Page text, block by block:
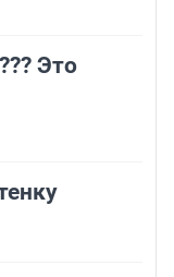
Это